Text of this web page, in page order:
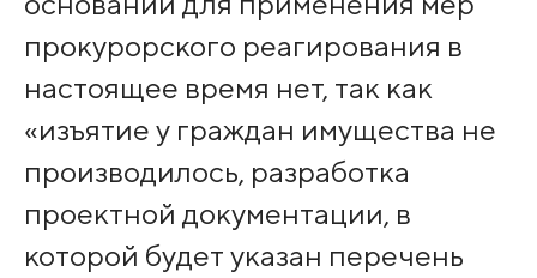
прокурорского реагирования в
настоящее время нет, так как
«изъятие у граждан имущества не
производилось, разработка
проектной документации, в
которой будет указан перечень